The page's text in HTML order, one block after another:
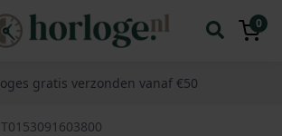
0
gratis verzonden vanaf €50
T0153091603800